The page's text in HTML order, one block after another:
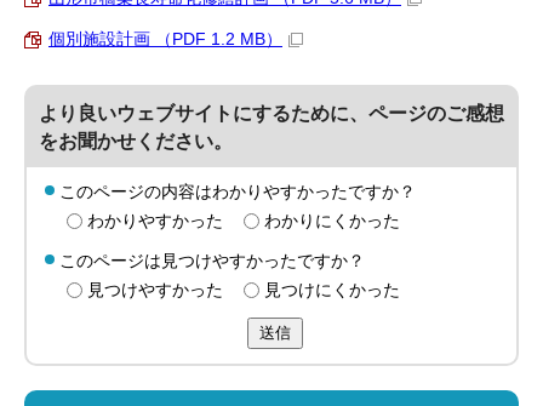
個別施設計画 （PDF 1.2 MB）
より良いウェブサイトにするために、ページのご感想
をお聞かせください。
このページの内容はわかりやすかったですか？
わかりやすかった
わかりにくかった
このページは見つけやすかったですか？
見つけやすかった
見つけにくかった
送信